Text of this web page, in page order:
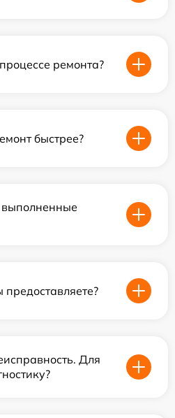
ремонта?
быстрее?
выполненные
Для